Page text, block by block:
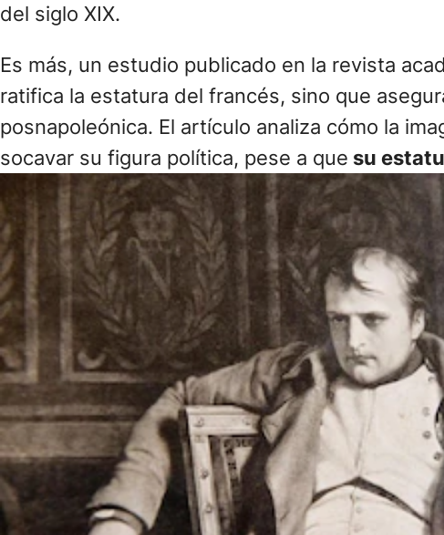
del siglo XIX.
Es más, un estudio publicado en la revista
ratifica la estatura del francés, sino que
posnapoleónica. El artículo analiza cómo la
socavar su figura política, pese a que su